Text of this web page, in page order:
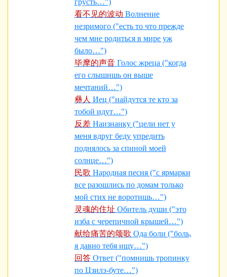
看不见的波动 Волнение
незримого ("есть то что прежде
чем мне родиться в мире уж
было…")
毕摩的声音 Голос жреца ("когда
его слышишь он выше
мечтаний…")
彝人 Иец ("найдутся те кто за
тобой идут…")
反差 Наизнанку ("цели нет у
меня вдруг беду упредить
поднялось за спиной моей
солнце…")
民歌 Народная песня ("с ярмарки
все разошлись по домам только
мой стих не воротишь…")
灵魂的住址 Обитель души ("это
изба с черепичной крышей…")
献给痛苦的颂歌 Ода боли ("боль,
я давно тебя ищу…")
回答 Ответ ("помнишь тропинку
по Цзилэ-буте…")